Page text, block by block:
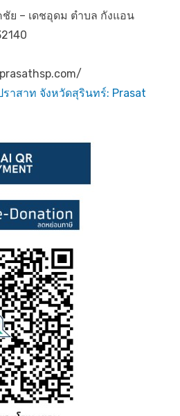
ย – เดชอุดม ตำบล กังแอน
ราสาท จังหวัดสุรินทร์: Prasat